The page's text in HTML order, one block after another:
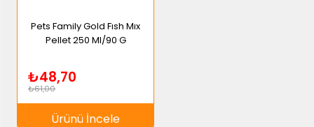
Pets Family Gold Fısh Mıx
Pellet 250 Ml/90 G
₺48,70
₺61,00
Ürünü İncele